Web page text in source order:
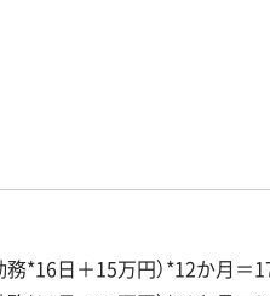
務*16日＋15万円）*12か月＝